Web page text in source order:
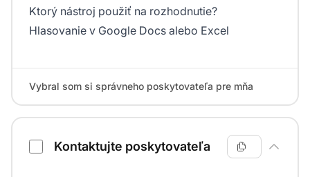
Ktorý nástroj použiť na rozhodnutie?
Hlasovanie v Google Docs alebo Excel
Vybral som si správneho poskytovateľa pre mňa
Kontaktujte poskytovateľa